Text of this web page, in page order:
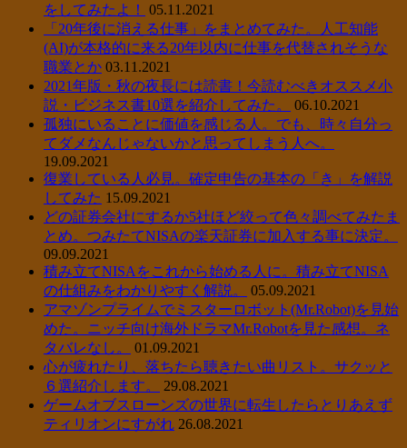
をしてみたよ！
05.11.2021
「20年後に消える仕事」をまとめてみた。人工知能
(AI)が本格的に来る20年以内に仕事を代替されそうな
職業とか 03.11.2021
2021年版・秋の夜長には読書！今読むべきオススメ小
説・ビジネス書10選を紹介してみた。
06.10.2021
孤独にいることに価値を感じる人。でも、時々自分っ
てダメなんじゃないかと思ってしまう人へ。
19.09.2021
復業している人必見。確定申告の基本の「き」を解説
してみた 15.09.2021
どの証券会社にするか5社ほど絞って色々調べてみたま
とめ。つみたてNISAの楽天証券に加入する事に決定。
09.09.2021
積み立てNISAをこれから始める人に。積み立てNISA
の仕組みをわかりやすく解説。
05.09.2021
アマゾンプライムでミスターロボット(Mr.Robot)を見始
めた。ニッチ向け海外ドラマMr.Robotを見た感想。ネ
タバレなし。
01.09.2021
心が疲れたり、落ちたら聴きたい曲リスト。サクッと
６選紹介します。
29.08.2021
ゲームオブスローンズの世界に転生したらとりあえず
ティリオンにすがれ 26.08.2021